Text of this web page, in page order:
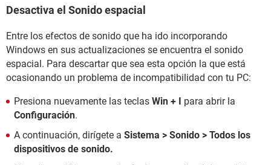
Desactiva el Sonido espacial
Entre los efectos de sonido que ha ido incorporando
Windows en sus actualizaciones se encuentra el sonido
espacial. Para descartar que sea esta opción la que está
ocasionando un problema de incompatibilidad con tu PC:
Presiona nuevamente las teclas Win + I para abrir la
Configuración.
A continuación, dirígete a Sistema > Sonido > Todos los
dispositivos de sonido.